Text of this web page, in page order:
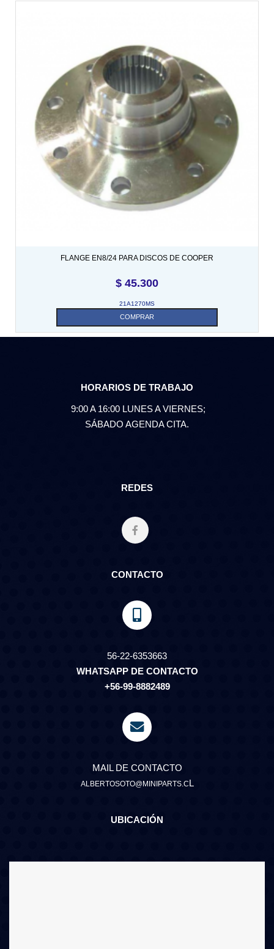
FLANGE EN8/24 PARA DISCOS DE COOPER
$ 45.300
21A1270MS
COMPRAR
HORARIOS DE TRABAJO
9:00 A 16:00 LUNES A VIERNES;
SÁBADO AGENDA CITA.
REDES
CONTACTO
56-22-6353663
WHATSAPP DE CONTACTO
+56-99-8882489
MAIL DE CONTACTO
ALBERTOSOTO@MINIPARTS.CL
UBICACIÓN